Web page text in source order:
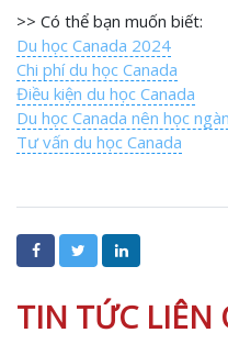
>> Có thể bạn muốn biết:
Du học Canada 2024
Chi phí du học Canada
Điều kiện du học Canada
Du học Canada nên học
Tư vấn du học Canada
TIN TỨC LIÊN